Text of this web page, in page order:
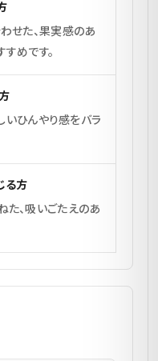
せた、果実感のあ
めです。
いひんやり感をバラ
る方
、吸いごたえのあ